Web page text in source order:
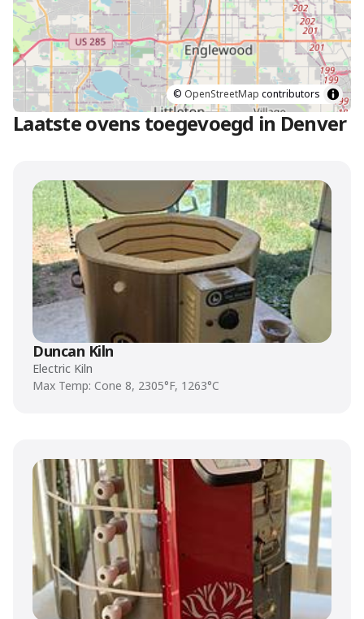
© OpenStreetMap contributors
Laatste ovens toegevoegd in Denver
Duncan Kiln
Electric Kiln
Max Temp: Cone 8, 2305°F, 1263°C